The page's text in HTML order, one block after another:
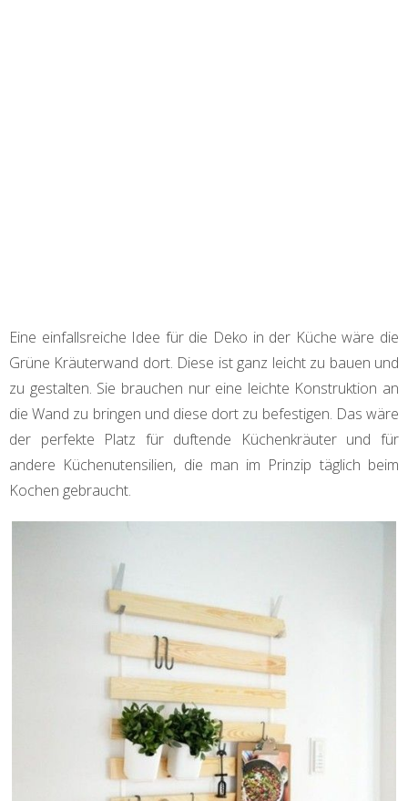
Eine einfallsreiche Idee für die Deko in der Küche wäre die
Grüne Kräuterwand dort. Diese ist ganz leicht zu bauen und
zu gestalten. Sie brauchen nur eine leichte Konstruktion an
die Wand zu bringen und diese dort zu befestigen. Das wäre
der perfekte Platz für duftende Küchenkräuter und für
andere Küchenutensilien, die man im Prinzip täglich beim
Kochen gebraucht.